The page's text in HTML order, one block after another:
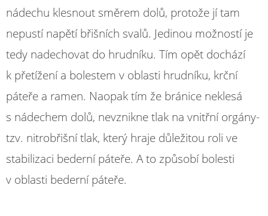
nádechu klesnout směrem dolů, protože jí tam
nepustí napětí břišních svalů. Jedinou možností je
tedy nadechovat do hrudníku. Tím opět dochází
k přetížení a bolestem v oblasti hrudníku, krční
páteře a ramen. Naopak tím že bránice neklesá
s nádechem dolů, nevznikne tlak na vnitřní orgány-
tzv. nitrobřišní tlak, který hraje důležitou roli ve
stabilizaci bederní páteře. A to způsobí bolesti
v oblasti bederní páteře.